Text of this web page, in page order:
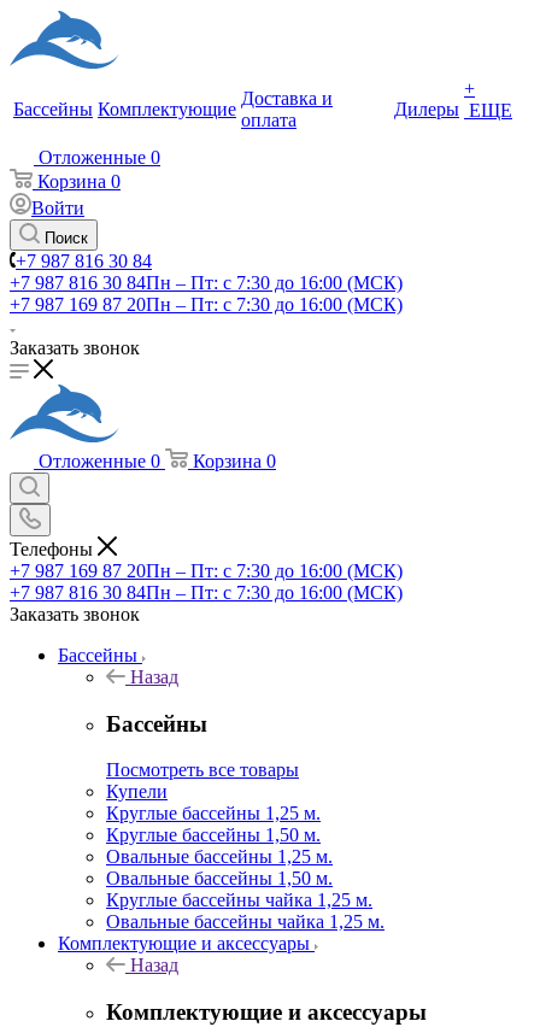
Бассейны Комплектующие
Доставка и
оплата
Дилеры
+
ЕЩЕ
Отложенные 0
Корзина 0
Войти
Поиск
+7 987 816 30 84
+7 987 816 30 84Пн – Пт: с 7:30 до 16:00 (МСК)
+7 987 169 87 20Пн – Пт: с 7:30 до 16:00 (МСК)
Заказать звонок
Отложенные 0 Корзина 0
Телефоны
+7 987 169 87 20Пн – Пт: с 7:30 до 16:00 (МСК)
+7 987 816 30 84Пн – Пт: с 7:30 до 16:00 (МСК)
Заказать звонок
Бассейны
Назад
Бассейны
Посмотреть все товары
Купели
Круглые бассейны 1,25 м.
Круглые бассейны 1,50 м.
Овальные бассейны 1,25 м.
Овальные бассейны 1,50 м.
Круглые бассейны чайка 1,25 м.
Овальные бассейны чайка 1,25 м.
Комплектующие и аксессуары
Назад
Комплектующие и аксессуары